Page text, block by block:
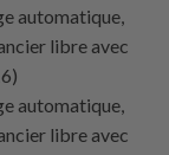
automatique,
libre avec
automatique,
libre avec